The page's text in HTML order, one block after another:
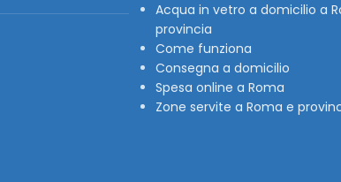
Acqua in vetro a domicilio a
provincia
Come funziona
Consegna a domicilio
Spesa online a Roma
Zone servite a Roma e